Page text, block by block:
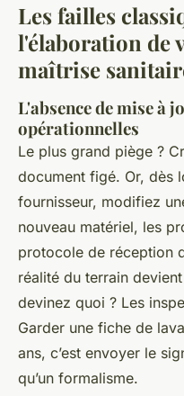
Les failles
l'élaboration de
maîtrise
L'absence de mise à
opérationnelles
Le plus grand piège ?
document figé. Or, dès
fournisseur, modifiez
nouveau matériel, les
protocole de réception
réalité du terrain
devinez quoi ? Les
Garder une fiche de
ans, c’est envoyer le
qu’un formalisme.